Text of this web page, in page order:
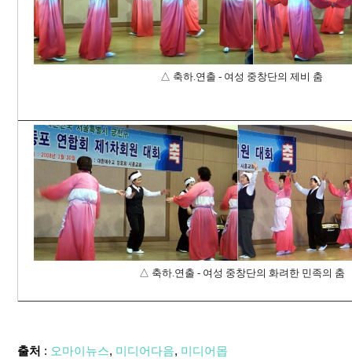
△ 축하.연출 - 여성 중창단의 제비 춤
△ 축하.연출 - 여성 중창단의 화려한 민족의 춤
출처 : 오마이뉴스, 미디어다음, 미디어몹